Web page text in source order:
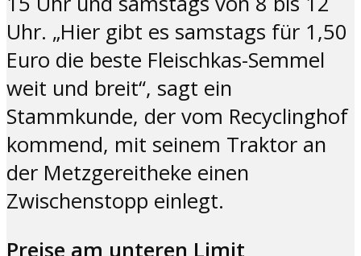
Uhr. „Hier gibt es samstags für 1,50
Euro die beste Fleischkas-Semmel
weit und breit“, sagt ein
Stammkunde, der vom Recyclinghof
kommend, mit seinem Traktor an
der Metzgereitheke einen
Zwischenstopp einlegt.
Preise am unteren Limit